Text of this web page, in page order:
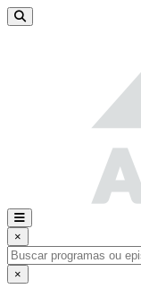
×
×